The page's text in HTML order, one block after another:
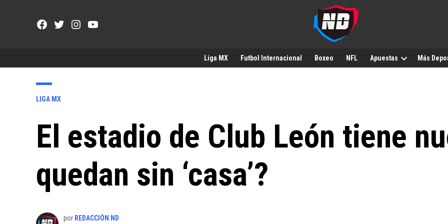
Facebook
TwitterInstagram
YouTube
Liga MX Futbol Internacional Boxeo NFL Apuestas Más
PUBLICADO
LIGA MX
El estadio de Club León tiene
quedan sin ‘casa’?
por REDACCIÓN ND